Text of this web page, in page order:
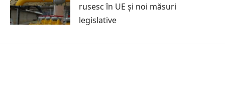
rusesc în UE și noi măsuri
legislative